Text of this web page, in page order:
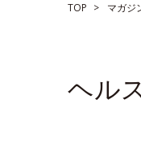
TOP マガジ
ヘル